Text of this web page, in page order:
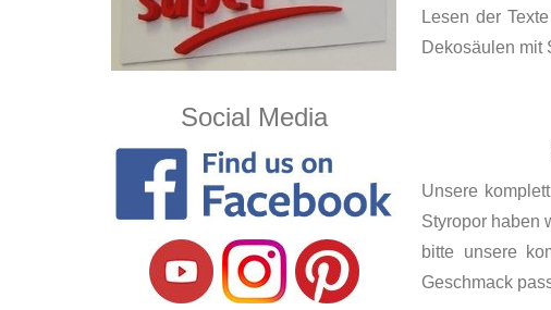
Lesen der
Dekosäulen mit
Unsere
Styropor haben
bitte unsere
Geschmack
Social Media